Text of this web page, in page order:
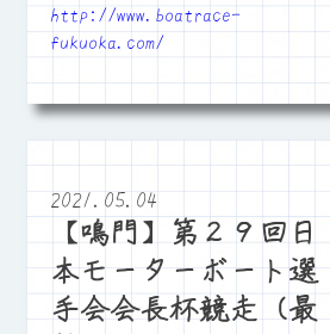
http://www.boatrace-
fukuoka.com/
2021.05.04
【鳴門】第２９回日
本モーターボート選
手会会長杯競走（最